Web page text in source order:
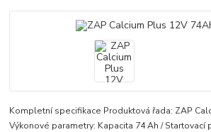
Kompletní specifikace Produktová řada: ZAP
Výkonové parametry: Kapacita 74 Ah / Startovací